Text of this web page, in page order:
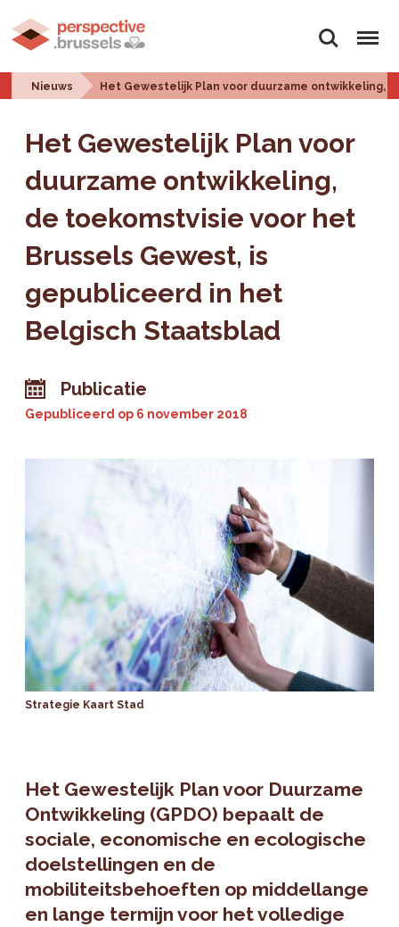
Zoeken Menu
Nieuws Het Gewestelijk Plan voor duurzame ontwikkeling,
Het Gewestelijk Plan voor
duurzame ontwikkeling,
de toekomstvisie voor het
Brussels Gewest, is
gepubliceerd in het
Belgisch Staatsblad
Publicatie
Gepubliceerd op 6 november 2018
Strategie Kaart Stad
Het Gewestelijk Plan voor Duurzame
Ontwikkeling (GPDO) bepaalt de
sociale, economische en ecologische
doelstellingen en de
mobiliteitsbehoeften op middellange
en lange termijn voor het volledige